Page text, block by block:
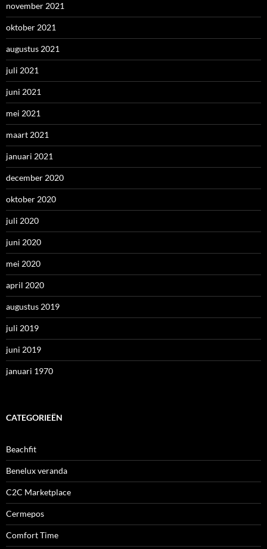
november 2021
oktober 2021
augustus 2021
juli 2021
juni 2021
mei 2021
maart 2021
januari 2021
december 2020
oktober 2020
juli 2020
juni 2020
mei 2020
april 2020
augustus 2019
juli 2019
juni 2019
januari 1970
CATEGORIEËN
Beachfit
Benelux veranda
C2C Marketplace
Cermepos
Comfort Time